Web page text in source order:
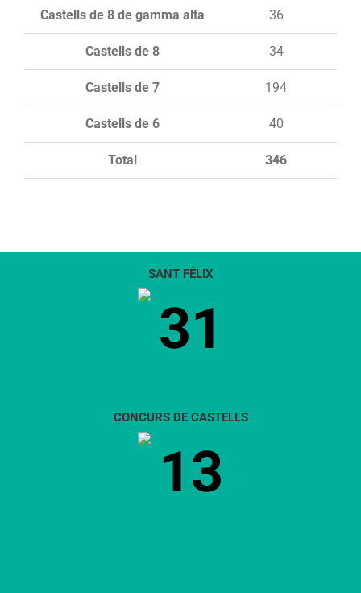
Total 346
Castells de 8 de gamma alta 36
Castells de 8 34
Castells de 7 194
Castells de 6 40
SANT FÈLIX
31
CONCURS DE CASTELLS
13